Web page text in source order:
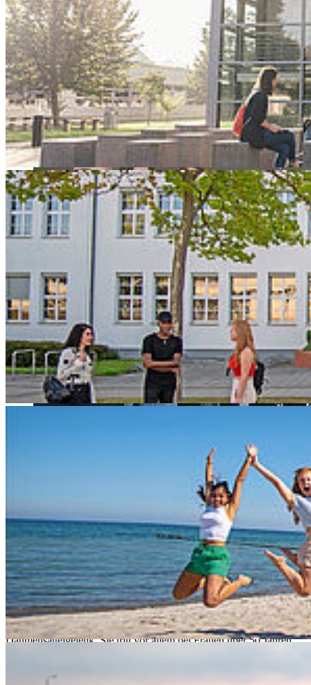
03/30/2026
Im Verbundprojekt arbeiten Hochschule Stralsund, KDK und
LiEBAU orthopädietechnik GmbH an einem durchgängig
digitalisierten, individualisierten Herstellungsprozess für spezielle
Handorthesen.
Christian Eschenburg, Liane Kantz, Marie Schlosser,
Sven Klimaschewski, Prof. Dr.-Ing. Mark Vehse, Dr.
Kai Masur und Torben Haupt
Wer schon mal eine Orthese brauchte, weiß es – Die medizinischen
Hilfsmittel bringen Linderung, aber schränken auch ein. Gerade im
Bereich der Hand beeinträchtigt das den Alltag enorm. Die
Hochschule Stralsund (HOST) arbeitet gemeinsam mit langjährigen
Partnern an der Entwicklung einer innovativen, individualisierten
Handorthese für Patient*innen mit einer speziellen, schmerzhaften
und häufigen Arthrose-Form. Die Rhizarthrose betrifft das
Daumensattelgelenk. Sie tritt vor allem bei Frauen über 50 Jahren
Im Verbundforschungsprojekt AMRO – Additively Manufactured